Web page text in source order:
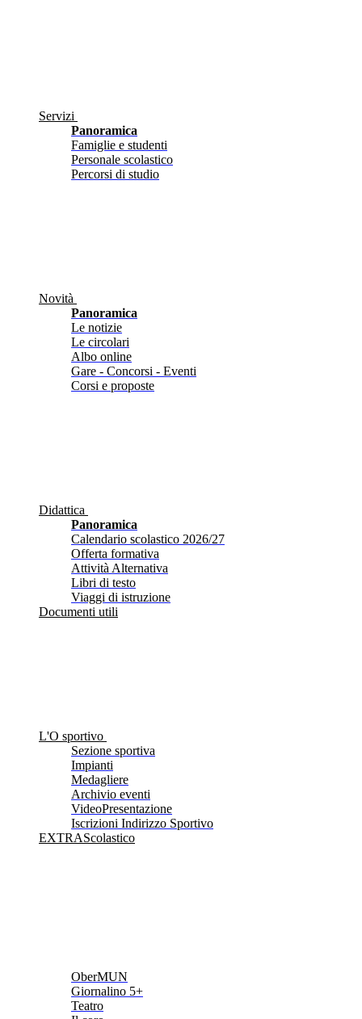
Servizi
Panoramica
Famiglie e studenti
Personale scolastico
Percorsi di studio
Novità
Panoramica
Le notizie
Le circolari
Albo online
Gare - Concorsi - Eventi
Corsi e proposte
Didattica
Panoramica
Calendario scolastico 2026/27
Offerta formativa
Attività Alternativa
Libri di testo
Viaggi di istruzione
Documenti utili
L'O sportivo
Sezione sportiva
Impianti
Medagliere
Archivio eventi
VideoPresentazione
Iscrizioni Indirizzo Sportivo
EXTRAScolastico
OberMUN
Giornalino 5+
Teatro